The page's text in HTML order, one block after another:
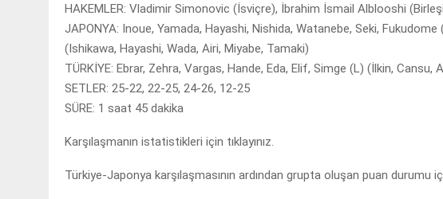
HAKEMLER: Vladimir Simonovic (İsviçre), İbrahim İsmail Alblooshi
JAPONYA: Inoue, Yamada, Hayashi, Nishida, Watanebe, Seki, Fukudome
(Ishikawa, Hayashi, Wada, Airi, Miyabe, Tamaki)
TÜRKİYE: Ebrar, Zehra, Vargas, Hande, Eda, Elif, Simge (L) (İlkin, Cansu,
SETLER: 25-22, 22-25, 24-26, 12-25
SÜRE: 1 saat 45 dakika
Karşılaşmanın istatistikleri için tıklayınız.
Türkiye-Japonya karşılaşmasının ardından grupta oluşan puan durumu